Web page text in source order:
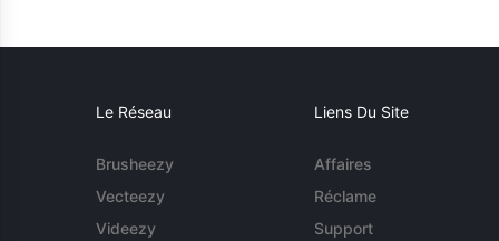
Le Réseau
Brusheezy
Vecteezy
Videezy
Liens Du Site
Affaires
Réclame
Support